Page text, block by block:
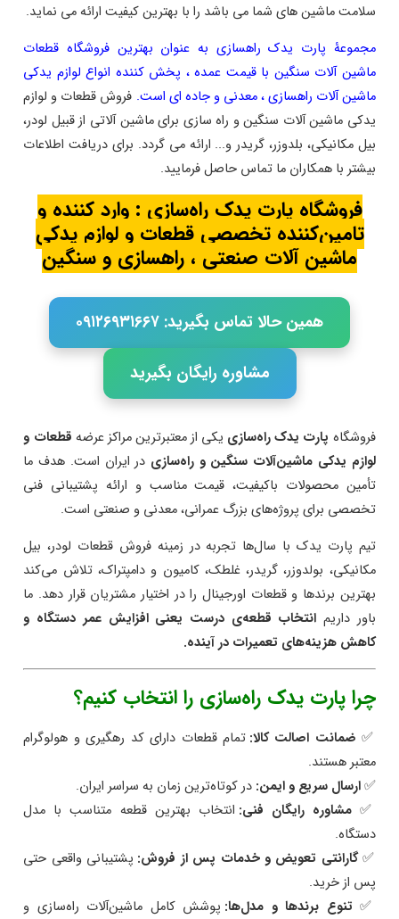
سلامت ماشین ‌های شما می باشد را با بهترین کیفیت ارائه می نماید.
مجموعۀ پارت یدک راهسازی به عنوان بهترین فروشگاه قطعات
ماشین آلات سنگین با قیمت عمده ، پخش کننده انواع لوازم یدکی
ماشین ‌آلات راهسازی ، معدنی و جاده ‌ای است. فروش قطعات و لوازم
یدکی ماشین آلات سنگین و راه سازی برای ماشین ‌آلاتی از قبیل لودر،
بیل مکانیکی، بلدوزر، گریدر و... ارائه می گردد. برای دریافت اطلاعات
بیشتر با همکاران ما تماس حاصل فرمایید.
فروشگاه پارت یدک راه‌سازی : وارد کننده و
تامین‌کننده تخصصی قطعات و لوازم یدکی
ماشین آلات صنعتی ، راهسازی و سنگین
همین حالا تماس بگیرید: ۰۹۱۲۶۹۳۱۶۶۷
مشاوره رایگان بگیرید
فروشگاه پارت یدک راه‌سازی یکی از معتبرترین مراکز عرضه قطعات و
لوازم یدکی ماشین‌آلات سنگین و راه‌سازی در ایران است. هدف ما
تأمین محصولات باکیفیت، قیمت مناسب و ارائه پشتیبانی فنی
تخصصی برای پروژه‌های بزرگ عمرانی، معدنی و صنعتی است.
تیم پارت یدک با سال‌ها تجربه در زمینه فروش قطعات لودر، بیل
مکانیکی، بولدوزر، گریدر، غلطک، کامیون و دامپتراک، تلاش می‌کند
بهترین برندها و قطعات اورجینال را در اختیار مشتریان قرار دهد. ما
باور داریم انتخاب قطعه‌ی درست یعنی افزایش عمر دستگاه و
کاهش هزینه‌های تعمیرات در آینده.
چرا پارت یدک راه‌سازی را انتخاب کنیم؟
✅ ضمانت اصالت کالا: تمام قطعات دارای کد رهگیری و هولوگرام
معتبر هستند.
✅ارسال سریع و ایمن: در کوتاه‌ترین زمان به سراسر ایران.
✅مشاوره رایگان فنی: انتخاب بهترین قطعه متناسب با مدل
دستگاه.
✅گارانتی تعویض و خدمات پس از فروش: پشتیبانی واقعی حتی
پس از خرید.
✅ تنوع برندها و مدل‌ها: پوشش کامل ماشین‌آلات راه‌سازی و